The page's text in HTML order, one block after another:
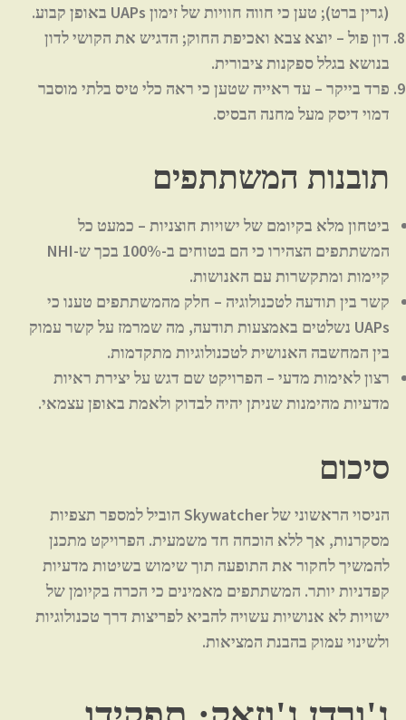
(גרין ברט); טען כי חווה חוויות של זימון UAPs באופן קבוע.
דון פול – יוצא צבא ואכיפת החוק; הדגיש את הקושי לדון
בנושא בגלל ספקנות ציבורית.
פרד בייקר – עד ראייה שטען כי ראה כלי טיס בלתי מוסבר
דמוי דיסק מעל מחנה הבסיס.
תובנות המשתתפים
ביטחון מלא בקיומם של ישויות חוצניות – כמעט כל
המשתתפים הצהירו כי הם בטוחים ב-100% בכך ש-NHI
קיימות ומתקשרות עם האנושות.
קשר בין תודעה לטכנולוגיה – חלק מהמשתתפים טענו כי
UAPs נשלטים באמצעות תודעה, מה שמרמז על קשר עמוק
בין המחשבה האנושית לטכנולוגיות מתקדמות.
רצון לאימות מדעי – הפרויקט שם דגש על יצירת ראיות
מדעיות מהימנות שניתן יהיה לבדוק ולאמת באופן עצמאי.
סיכום
הניסוי הראשוני של Skywatcher הוביל למספר תצפיות
מסקרנות, אך ללא הוכחה חד משמעית. הפרויקט מתכנן
להמשיך לחקור את התופעה תוך שימוש בשיטות מדעיות
קפדניות יותר. המשתתפים מאמינים כי הכרה בקיומן של
ישויות לא אנושיות עשויה להביא לפריצות דרך טכנולוגיות
ולשינוי עמוק בהבנת המציאות.